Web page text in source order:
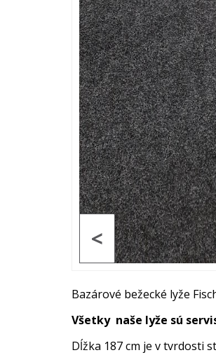
<
Bazárové bežecké lyže
Všetky naše lyže sú
Dĺžka 187 cm je v tvrdosti